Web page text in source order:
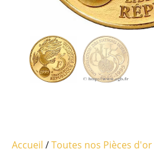
Accueil /Toutes nos Pièces d'or